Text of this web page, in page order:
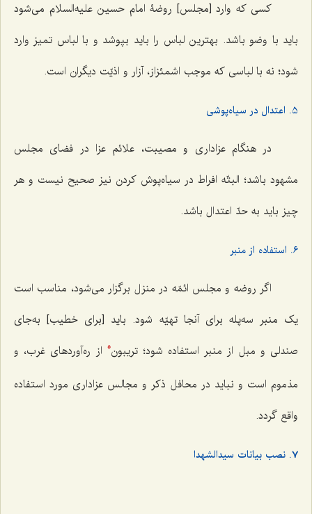
کسی که وارد [مجلس] روضۀ امام حسین علیه‌السلام می‌شود
باید با وضو باشد. بهترین لباس را باید بپوشد و با لباس تمیز وارد
شود؛ نه با لباسی که موجب اشمئزاز، آزار و اذیّت دیگران است.
5. اعتدال در سیاه‌پوشی
در هنگام عزاداری و مصیبت، علائم عزا در فضای مجلس
مشهود باشد؛ البتّه افراط در سیاه‌پوش کردن نیز صحیح نیست و هر
چیز باید به حدّ اعتدال باشد.
6. استفاده از منبر
اگر روضه و مجلس ائمّه در منزل برگزار می‌شود، مناسب است
یک منبر سه‌پله برای آنجا تهیّه شود. باید [برای خطیب] به‌جای
صندلی و مبل از منبر استفاده شود؛ تریبون5
از ره‌آوردهای غرب، و
مذموم است و نباید در محافل ذکر و مجالس عزاداری مورد استفاده
واقع گردد.
7. نصب بیانات سیدالشهدا